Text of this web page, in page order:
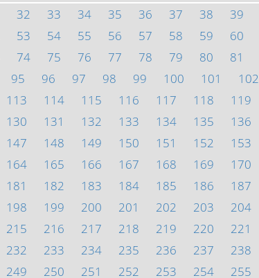
32 33 34 35 36 37 38 39
53 54 55 56 57 58 59 60
74 75 76 77 78 79 80 81
95 96 97 98 99 100 101 102
113 114 115 116 117 118 119
130 131 132 133 134 135 136
147 148 149 150 151 152 153
164 165 166 167 168 169 170
181 182 183 184 185 186 187
198 199 200 201 202 203 204
215 216 217 218 219 220 221
232 233 234 235 236 237 238
249 250 251 252 253 254 255